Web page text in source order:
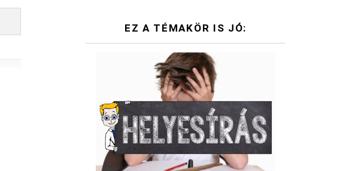
EZ A TÉMAKÖR IS JÓ: